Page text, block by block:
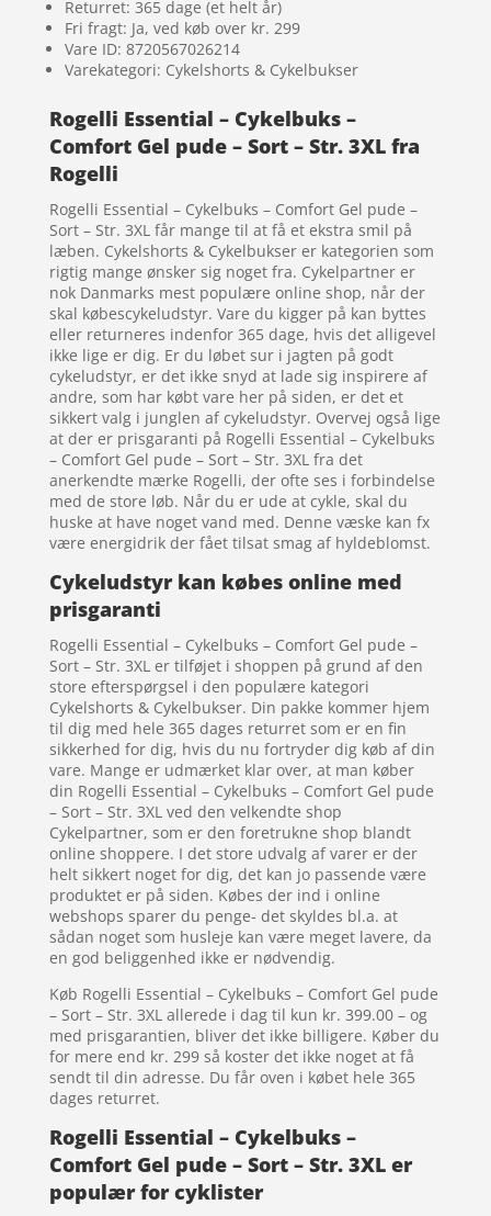
Returret: 365 dage (et helt år)
Fri fragt: Ja, ved køb over kr. 299
Vare ID: 8720567026214
Varekategori: Cykelshorts & Cykelbukser
Rogelli Essential – Cykelbuks –
Comfort Gel pude – Sort – Str. 3XL fra
Rogelli
Rogelli Essential – Cykelbuks – Comfort Gel pude –
Sort – Str. 3XL får mange til at få et ekstra smil på
læben. Cykelshorts & Cykelbukser er kategorien som
rigtig mange ønsker sig noget fra. Cykelpartner er
nok Danmarks mest populære online shop, når der
skal købescykeludstyr. Vare du kigger på kan byttes
eller returneres indenfor 365 dage, hvis det alligevel
ikke lige er dig. Er du løbet sur i jagten på godt
cykeludstyr, er det ikke snyd at lade sig inspirere af
andre, som har købt vare her på siden, er det et
sikkert valg i junglen af cykeludstyr. Overvej også lige
at der er prisgaranti på Rogelli Essential – Cykelbuks
– Comfort Gel pude – Sort – Str. 3XL fra det
anerkendte mærke Rogelli, der ofte ses i forbindelse
med de store løb. Når du er ude at cykle, skal du
huske at have noget vand med. Denne væske kan fx
være energidrik der fået tilsat smag af hyldeblomst.
Cykeludstyr kan købes online med
prisgaranti
Rogelli Essential – Cykelbuks – Comfort Gel pude –
Sort – Str. 3XL er tilføjet i shoppen på grund af den
store efterspørgsel i den populære kategori
Cykelshorts & Cykelbukser. Din pakke kommer hjem
til dig med hele 365 dages returret som er en fin
sikkerhed for dig, hvis du nu fortryder dig køb af din
vare. Mange er udmærket klar over, at man køber
din Rogelli Essential – Cykelbuks – Comfort Gel pude
– Sort – Str. 3XL ved den velkendte shop
Cykelpartner, som er den foretrukne shop blandt
online shoppere. I det store udvalg af varer er der
helt sikkert noget for dig, det kan jo passende være
produktet er på siden. Købes der ind i online
webshops sparer du penge- det skyldes bl.a. at
sådan noget som husleje kan være meget lavere, da
en god beliggenhed ikke er nødvendig.
Køb Rogelli Essential – Cykelbuks – Comfort Gel pude
– Sort – Str. 3XL allerede i dag til kun kr. 399.00 – og
med prisgarantien, bliver det ikke billigere. Køber du
for mere end kr. 299 så koster det ikke noget at få
sendt til din adresse. Du får oven i købet hele 365
dages returret.
Rogelli Essential – Cykelbuks –
Comfort Gel pude – Sort – Str. 3XL er
populær for cyklister